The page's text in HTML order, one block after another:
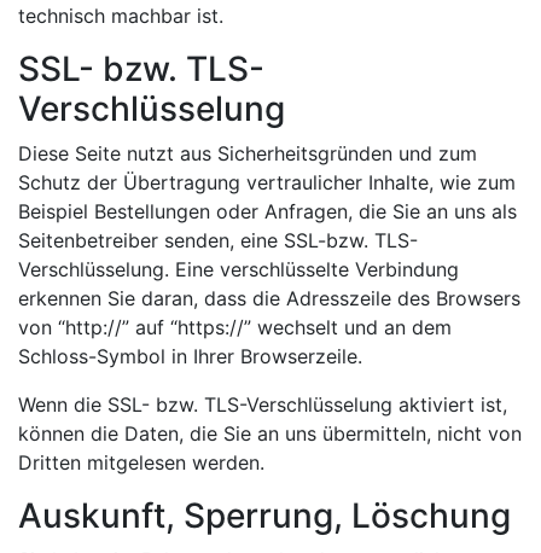
technisch machbar ist.
SSL- bzw. TLS-
Verschlüsselung
Diese Seite nutzt aus Sicherheitsgründen und zum
Schutz der Übertragung vertraulicher Inhalte, wie zum
Beispiel Bestellungen oder Anfragen, die Sie an uns als
Seitenbetreiber senden, eine SSL-bzw. TLS-
Verschlüsselung. Eine verschlüsselte Verbindung
erkennen Sie daran, dass die Adresszeile des Browsers
von “http://” auf “https://” wechselt und an dem
Schloss-Symbol in Ihrer Browserzeile.
Wenn die SSL- bzw. TLS-Verschlüsselung aktiviert ist,
können die Daten, die Sie an uns übermitteln, nicht von
Dritten mitgelesen werden.
Auskunft, Sperrung, Löschung